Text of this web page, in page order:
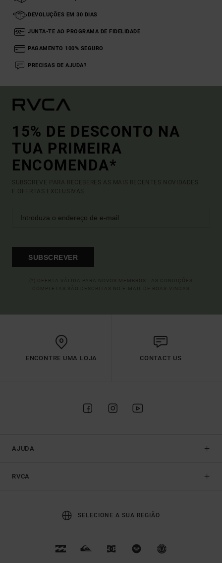
DEVOLUÇÕES EM 30 DIAS
JUNTA-TE AO PROGRAMA DE FIDELIDADE
PAGAMENTO 100% SEGURO
PRECISAS DE AJUDA?
15% DE DESCONTO NA
TUA PRIMEIRA
ENCOMENDA*
SUBSCREVE PARA RECEBERES AS MAIS RECENTES NOVIDADES
E OFERTAS EXCLUSIVAS.
SUBSCREVER
ENCONTRE UMA LOJA CONTACT US
AJUDA
RVCA
SELECIONE A SUA REGIÃO